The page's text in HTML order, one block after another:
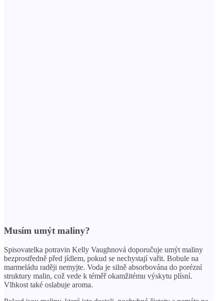
Musím umýt maliny?
Spisovatelka potravin Kelly Vaughnová doporučuje umýt maliny
bezprostředně před jídlem, pokud se nechystají vařit. Bobule na
marmeládu raději nemyjte. Voda je silně absorbována do porézní
struktury malin, což vede k téměř okamžitému výskytu plísní.
Vlhkost také oslabuje aroma.